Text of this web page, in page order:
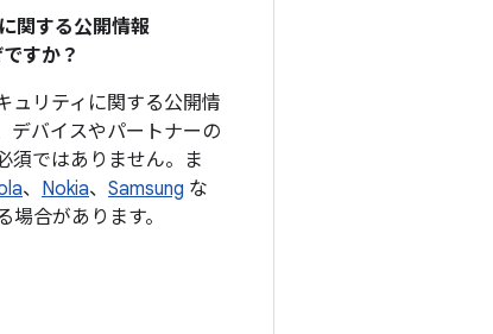
関する公開情報
すか？
ュリティに関する公開情
デバイスやパートナーの
須ではありません。ま
、 Nokia、 Samsung な
合があります。